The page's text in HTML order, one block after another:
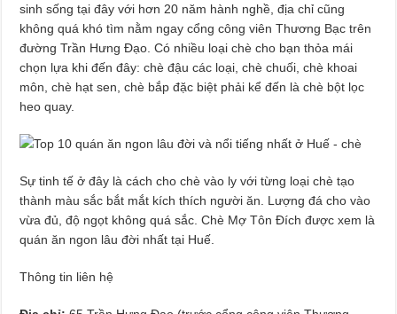
sinh sống tại đây với hơn 20 năm hành nghề, địa chỉ cũng
không quá khó tìm nằm ngay cổng công viên Thương Bạc trên
đường Trần Hưng Đạo. Có nhiều loại chè cho bạn thỏa mái
chọn lựa khi đến đây: chè đậu các loại, chè chuối, chè khoai
môn, chè hạt sen, chè bắp đặc biệt phải kể đến là chè bột lọc
heo quay.
Sự tinh tế ở đây là cách cho chè vào ly với từng loại chè tạo
thành màu sắc bắt mắt kích thích người ăn. Lượng đá cho vào
vừa đủ, độ ngọt không quá sắc. Chè Mợ Tôn Đích được xem là
quán ăn ngon lâu đời nhất tại Huế.
Thông tin liên hệ